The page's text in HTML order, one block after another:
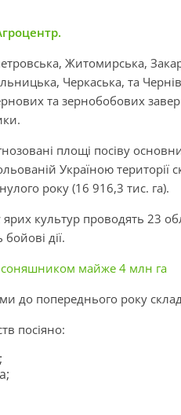
Житомирська,
Черкаська, та
та зернобобових
площі посіву
Україною
року (16 916,3 тис. га).
культур проводять 23
дії.
соняшником майже 4 млн га
до попереднього року
посіяно: